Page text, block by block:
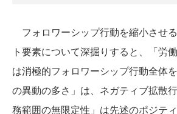
フォロワーシップ行動を縮小させ
ト要素について深掘りすると、「労
は消極的フォロワーシップ行動全体
の異動の多さ」は、ネガティブ拡散
務範囲の無限定性」は先述のポジテ